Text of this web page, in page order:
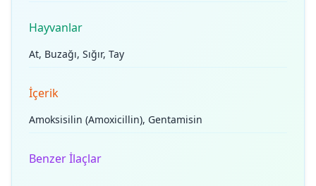
Hayvanlar
At, Buzağı, Sığır, Tay
İçerik
Amoksisilin (Amoxicillin), Gentamisin
Benzer İlaçlar